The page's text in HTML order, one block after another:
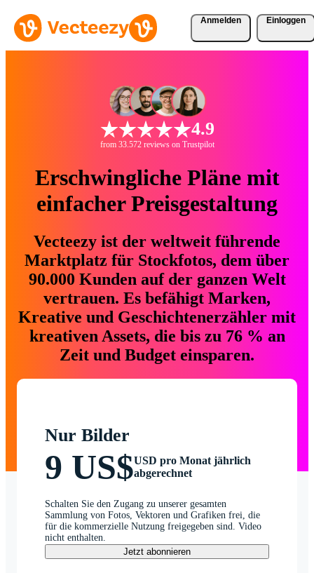
Anmelden Einloggen
4.9
from 33.572 reviews on Trustpilot
Erschwingliche Pläne mit
einfacher Preisgestaltung
Vecteezy ist der weltweit führende
Marktplatz für Stockfotos, dem über
90.000 Kunden auf der ganzen Welt
vertrauen. Es befähigt Marken,
Kreative und Geschichtenerzähler mit
kreativen Assets, die bis zu 76 % an
Zeit und Budget einsparen.
Nur Bilder
9 US$USD pro Monat jährlich
abgerechnet
Schalten Sie den Zugang zu unserer gesamten
Sammlung von Fotos, Vektoren und Grafiken frei, die
für die kommerzielle Nutzung freigegeben sind. Video
nicht enthalten.
Jetzt abonnieren